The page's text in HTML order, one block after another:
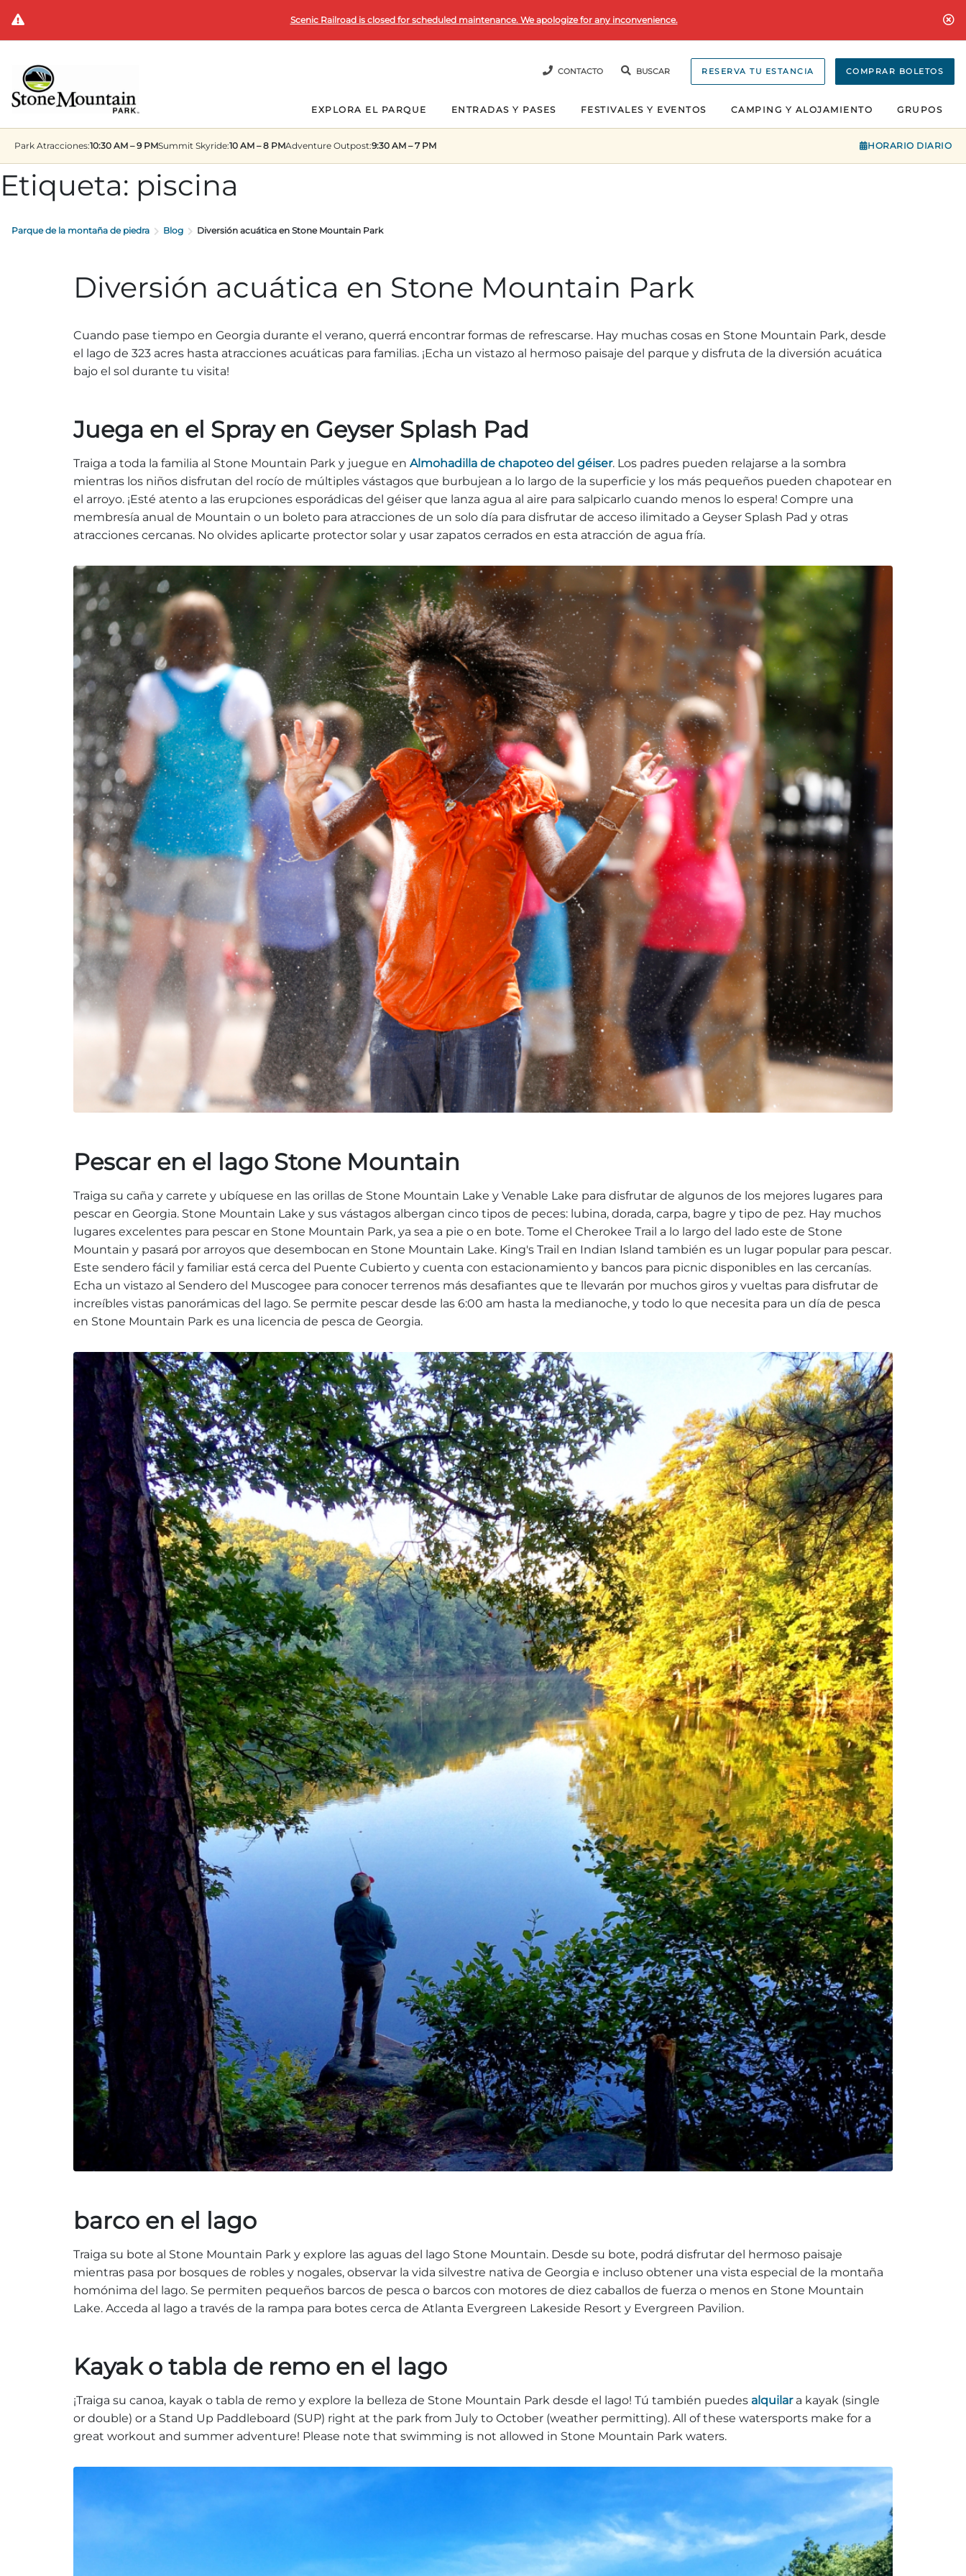
Scenic Railroad is closed for scheduled maintenance. We apologize for any inconvenience.
CONTACTO BUSCAR RESERVA TU ESTANCIA COMPRAR BOLETOS
EXPLORA EL PARQUE ENTRADAS Y PASES FESTIVALES Y EVENTOS CAMPING Y ALOJAMIENTO GRUPOS
Park Atracciones:10:30 AM – 9 PMSummit Skyride:10 AM – 8 PMAdventure Outpost:9:30 AM – 7 PM HORARIO DIARIO
Etiqueta: piscina
Parque de la montaña de piedra Blog Diversión acuática en Stone Mountain Park
Diversión acuática en Stone Mountain Park
Cuando pase tiempo en Georgia durante el verano, querrá encontrar formas de refrescarse. Hay muchas cosas en Stone Mountain Park, desde
el lago de 323 acres hasta atracciones acuáticas para familias. ¡Echa un vistazo al hermoso paisaje del parque y disfruta de la diversión acuática
bajo el sol durante tu visita!
Juega en el Spray en Geyser Splash Pad
Traiga a toda la familia al Stone Mountain Park y juegue en Almohadilla de chapoteo del géiser. Los padres pueden relajarse a la sombra
mientras los niños disfrutan del rocío de múltiples vástagos que burbujean a lo largo de la superficie y los más pequeños pueden chapotear en
el arroyo. ¡Esté atento a las erupciones esporádicas del géiser que lanza agua al aire para salpicarlo cuando menos lo espera! Compre una
membresía anual de Mountain o un boleto para atracciones de un solo día para disfrutar de acceso ilimitado a Geyser Splash Pad y otras
atracciones cercanas. No olvides aplicarte protector solar y usar zapatos cerrados en esta atracción de agua fría.
Pescar en el lago Stone Mountain
Traiga su caña y carrete y ubíquese en las orillas de Stone Mountain Lake y Venable Lake para disfrutar de algunos de los mejores lugares para
pescar en Georgia. Stone Mountain Lake y sus vástagos albergan cinco tipos de peces: lubina, dorada, carpa, bagre y tipo de pez. Hay muchos
lugares excelentes para pescar en Stone Mountain Park, ya sea a pie o en bote. Tome el Cherokee Trail a lo largo del lado este de Stone
Mountain y pasará por arroyos que desembocan en Stone Mountain Lake. King's Trail en Indian Island también es un lugar popular para pescar.
Este sendero fácil y familiar está cerca del Puente Cubierto y cuenta con estacionamiento y bancos para picnic disponibles en las cercanías.
Echa un vistazo al Sendero del Muscogee para conocer terrenos más desafiantes que te llevarán por muchos giros y vueltas para disfrutar de
increíbles vistas panorámicas del lago. Se permite pescar desde las 6:00 am hasta la medianoche, y todo lo que necesita para un día de pesca
en Stone Mountain Park es una licencia de pesca de Georgia.
barco en el lago
Traiga su bote al Stone Mountain Park y explore las aguas del lago Stone Mountain. Desde su bote, podrá disfrutar del hermoso paisaje
mientras pasa por bosques de robles y nogales, observar la vida silvestre nativa de Georgia e incluso obtener una vista especial de la montaña
homónima del lago. Se permiten pequeños barcos de pesca o barcos con motores de diez caballos de fuerza o menos en Stone Mountain
Lake. Acceda al lago a través de la rampa para botes cerca de Atlanta Evergreen Lakeside Resort y Evergreen Pavilion.
Kayak o tabla de remo en el lago
¡Traiga su canoa, kayak o tabla de remo y explore la belleza de Stone Mountain Park desde el lago! Tú también puedes alquilara kayak (single
or double) or a Stand Up Paddleboard (SUP) right at the park from July to October (weather permitting). All of these watersports make for a
great workout and summer adventure! Please note that swimming is not allowed in Stone Mountain Park waters.